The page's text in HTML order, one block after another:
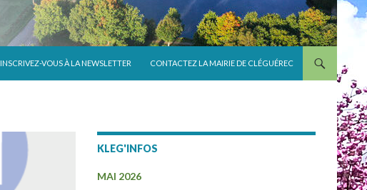
INSCRIVEZ-VOUS À LA NEWSLETTER CONTACTEZ LA MAIRIE DE CLÉGUÉREC
KLEG'INFOS
MAI 2026